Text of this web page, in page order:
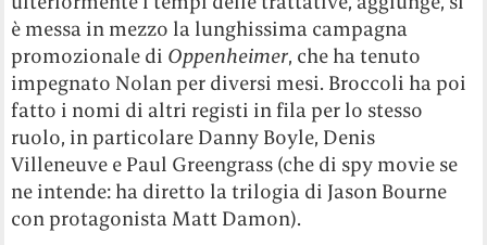
è messa in mezzo la lunghissima campagna
promozionale di Oppenheimer, che ha tenuto
impegnato Nolan per diversi mesi. Broccoli ha poi
fatto i nomi di altri registi in fila per lo stesso
ruolo, in particolare Danny Boyle, Denis
Villeneuve e Paul Greengrass (che di spy movie se
ne intende: ha diretto la trilogia di Jason Bourne
con protagonista Matt Damon).